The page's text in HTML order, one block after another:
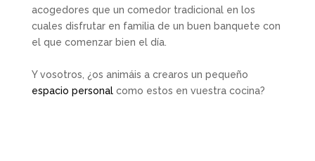
acogedores que un comedor tradicional en los
cuales disfrutar en familia de un buen banquete con
el que comenzar bien el día.
Y vosotros, ¿os animáis a crearos un pequeño
espacio personalcomo estos en vuestra cocina?